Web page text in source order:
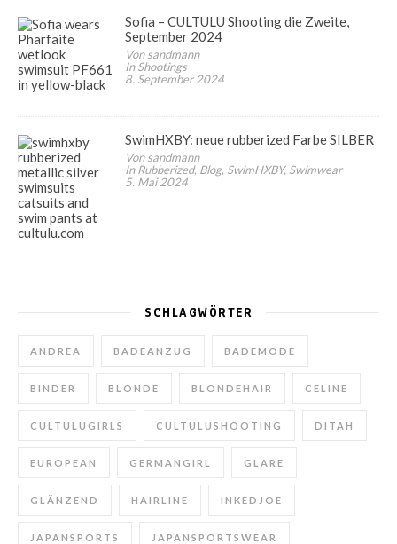
Sofia – CULTULU Shooting die Zweite,
September 2024
Von sandmann
In Shootings
8. September 2024
SwimHXBY: neue rubberized Farbe SILBER
Von sandmann
In Rubberized, Blog, SwimHXBY, Swimwear
5. Mai 2024
SCHLAGWÖRTER
ANDREA BADEANZUG BADEMODE
BINDER BLONDE BLONDEHAIR CELINE
CULTULUGIRLS CULTULUSHOOTING DITAH
EUROPEAN GERMANGIRL GLARE
GLÄNZEND HAIRLINE INKEDJOE
JAPANSPORTS JAPANSPORTSWEAR